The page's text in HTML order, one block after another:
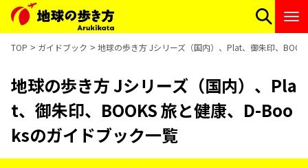
TOP ガイドブック 地球の歩き方 Jシリーズ（国内）、Plat、御朱印、
地球の歩き方 Jシリーズ（国内）、Pla
t、御朱印、BOOKS 旅と健康、D-Boo
ksのガイドブック一覧